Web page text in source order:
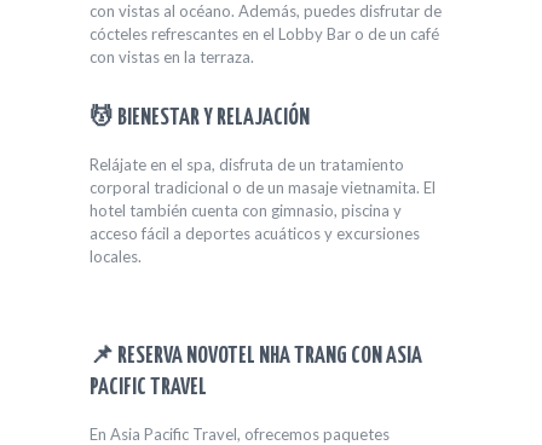
con vistas al océano. Además, puedes disfrutar de
cócteles refrescantes en el Lobby Bar o de un café
con vistas en la terraza.
💆 BIENESTAR Y RELAJACIÓN
Relájate en el spa, disfruta de un tratamiento
corporal tradicional o de un masaje vietnamita. El
hotel también cuenta con gimnasio, piscina y
acceso fácil a deportes acuáticos y excursiones
locales.
📌 RESERVA NOVOTEL NHA TRANG CON ASIA
PACIFIC TRAVEL
En Asia Pacific Travel, ofrecemos paquetes